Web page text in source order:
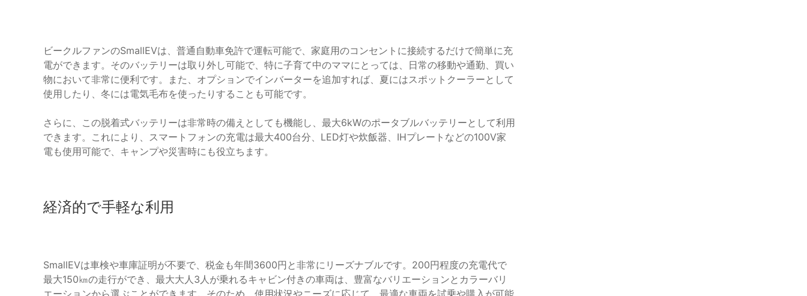
ビークルファンのSmallEVは、普通自動車免許で運転可能で、家庭用のコンセントに接続するだけで簡単に充
電ができます。そのバッテリーは取り外し可能で、特に子育て中のママにとっては、日常の移動や通勤、買い
物において非常に便利です。また、オプションでインバーターを追加すれば、夏にはスポットクーラーとして
使用したり、冬には電気毛布を使ったりすることも可能です。
さらに、この脱着式バッテリーは非常時の備えとしても機能し、最大6kWのポータブルバッテリーとして利用
できます。これにより、スマートフォンの充電は最大400台分、LED灯や炊飯器、IHプレートなどの100V家
電も使用可能で、キャンプや災害時にも役立ちます。
経済的で手軽な利用
SmallEVは車検や車庫証明が不要で、税金も年間3600円と非常にリーズナブルです。200円程度の充電代で
最大150㎞の走行ができ、最大大人3人が乗れるキャビン付きの車両は、豊富なバリエーションとカラーバリ